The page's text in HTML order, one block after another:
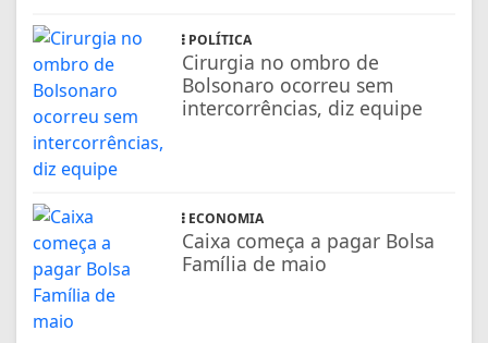
POLÍTICA
Cirurgia no ombro de
Bolsonaro ocorreu sem
intercorrências, diz equipe
ECONOMIA
Caixa começa a pagar Bolsa
Família de maio